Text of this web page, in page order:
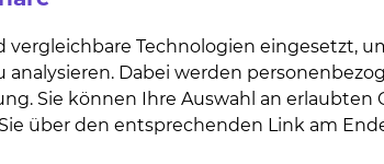
unser Mento renprogramm während
und Nähkurs“
vergleichbare Technologien eingesetzt,
Dabei werden
Sie können Ihre Auswahl an
über den entsprechenden Link am